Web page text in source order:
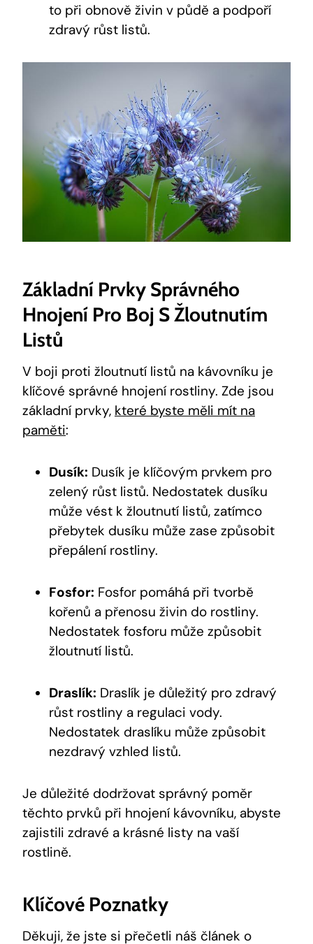
to při obnově živin v půdě a podpoří
zdravý růst listů.
Základní Prvky Správného
Hnojení Pro Boj S Žloutnutím
Listů
V boji proti žloutnutí listů na kávovníku je
klíčové správné hnojení rostliny. Zde jsou
základní prvky, které byste měli mít na
paměti:
Dusík: Dusík je klíčovým prvkem pro
zelený růst listů. Nedostatek dusíku
může vést k žloutnutí listů, zatímco
přebytek dusíku může zase způsobit
přepálení rostliny.
Fosfor: Fosfor pomáhá při tvorbě
kořenů a přenosu živin do rostliny.
Nedostatek fosforu může způsobit
žloutnutí listů.
Draslík: Draslík je důležitý pro zdravý
růst rostliny a regulaci vody.
Nedostatek draslíku může způsobit
nezdravý vzhled listů.
Je důležité dodržovat správný poměr
těchto prvků při hnojení kávovníku, abyste
zajistili zdravé a krásné listy na vaší
rostlině.
Klíčové Poznatky
Děkuji, že jste si přečetli náš článek o